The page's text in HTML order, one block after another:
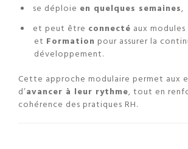
se déploie en quelques semaines,
et peut être connecté aux modules
et Formation pour assurer la
développement.
Cette approche modulaire permet aux
d’avancer à leur rythme, tout en
cohérence des pratiques RH.